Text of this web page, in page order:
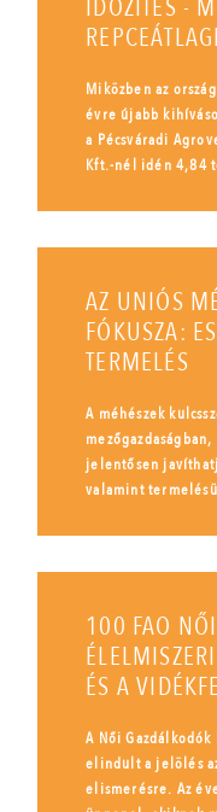
IDŐZÍTÉS -
Miközben az
évre újabb
a Pécsváradi
Kft.-nél idén 4,84
AZ UNIÓS
FÓKUSZA:
TERMELÉS
A méhészek
jelentősen
valamint
100 FAO
ÉS A
A Női
elindult a jelölés
elismerésre. Az